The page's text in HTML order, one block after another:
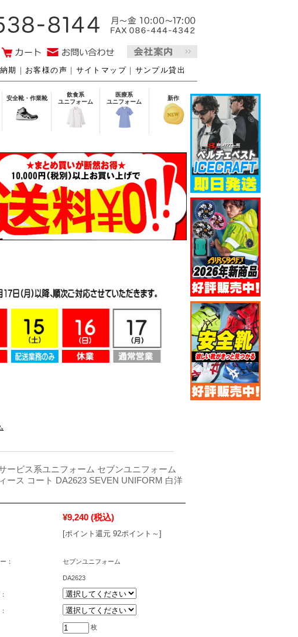
納期 ｜ お客様の声 ｜ サイトマップ ｜ サンプル貸出
安全靴・作業靴
飲食系
ユニフォーム
医療系
ユニフォーム
新作
ービス系ユニフォーム セブンユニフォーム
ース コート DA2623 SEVEN UNIFORM 白洋
¥9,240 (税込)
[ポイント還元 92ポイント～]
： セブンユニフォーム
DA2623
枚